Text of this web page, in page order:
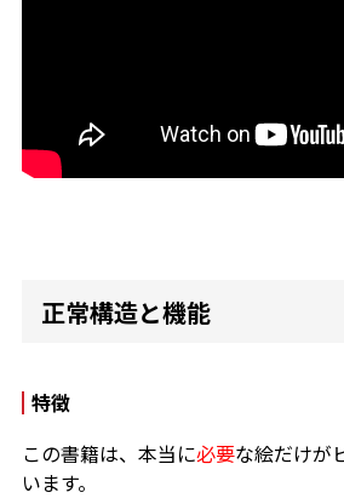
正常構造と機能
特徴
この書籍は、本当に必要な絵だけが
います。